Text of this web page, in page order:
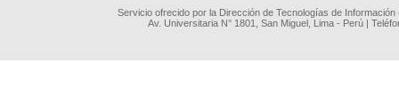
Servicio ofrecido por la Dirección de Tecnologías de
Av. Universitaria N° 1801, San Miguel, Lima - Perú |